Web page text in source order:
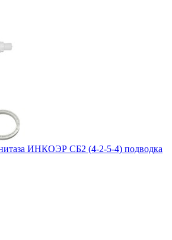
ИНКОЭР СБ2 (4-2-5-4) подводка